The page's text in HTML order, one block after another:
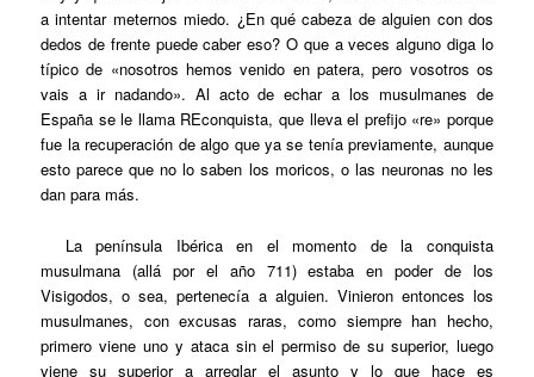
a intentar meternos miedo. ¿En qué cabeza de alguien con dos
dedos de frente puede caber eso? O que a veces alguno diga lo
típico de «nosotros hemos venido en patera, pero vosotros os
vais a ir nadando». Al acto de echar a los musulmanes de
España se le llama REconquista, que lleva el prefijo «re» porque
fue la recuperación de algo que ya se tenía previamente, aunque
esto parece que no lo saben los moricos, o las neuronas no les
dan para más.
La península Ibérica en el momento de la conquista
musulmana (allá por el año 711) estaba en poder de los
Visigodos, o sea, pertenecía a alguien. Vinieron entonces los
musulmanes, con excusas raras, como siempre han hecho,
primero viene uno y ataca sin el permiso de su superior, luego
viene su superior a arreglar el asunto y lo que hace es